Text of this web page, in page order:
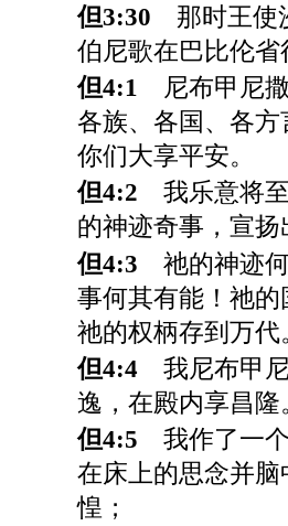
但3:30 那时王使
伯尼歌在巴比伦省
但4:1
尼布甲尼
各族、各国、各
你们大享平安。
但4:2 我乐意将
的神迹奇事，宣扬
但4:3 祂的神迹
事何其有能！祂的
祂的权柄存到万代
但4:4 我尼布甲
逸，在殿内享昌隆
但4:5 我作了一
在床上的思念并
惶；